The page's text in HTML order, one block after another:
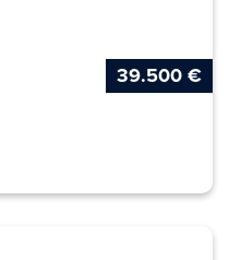
39.500 €